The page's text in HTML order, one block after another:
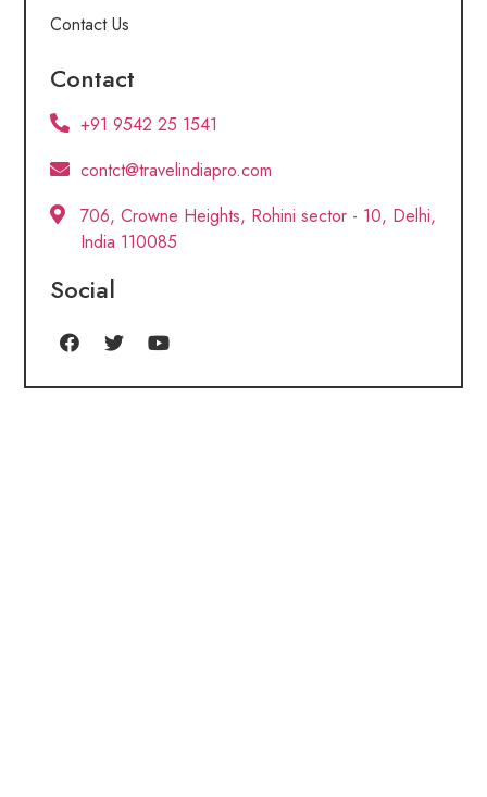
Contact Us
Contact
+91 9542 25 1541
contct@travelindiapro.com
706, Crowne Heights, Rohini sector - 10, Delhi,
India 110085
Social